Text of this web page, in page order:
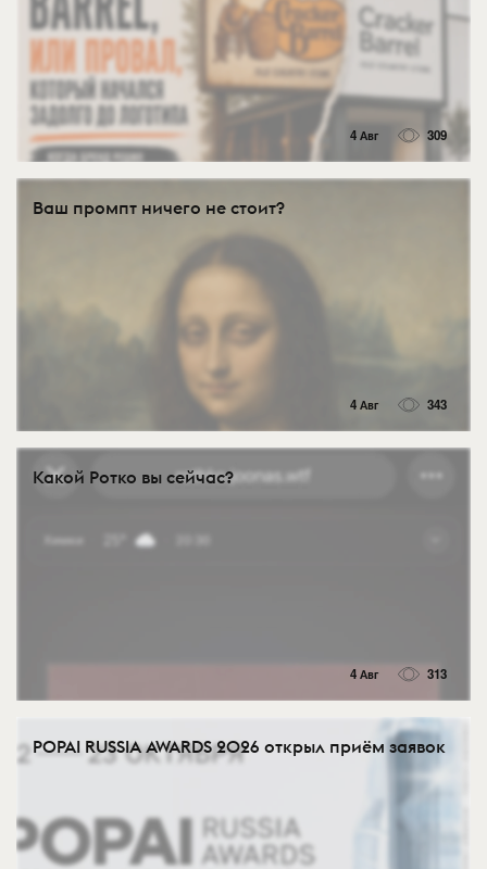
4 Авг 309
Ваш промпт ничего не стоит?
4 Авг 343
Какой Ротко вы сейчас?
4 Авг 313
POPAI RUSSIA AWARDS 2026 открыл приём заявок